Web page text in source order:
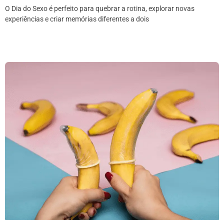
O Dia do Sexo é perfeito para quebrar a rotina, explorar novas
experiências e criar memórias diferentes a dois